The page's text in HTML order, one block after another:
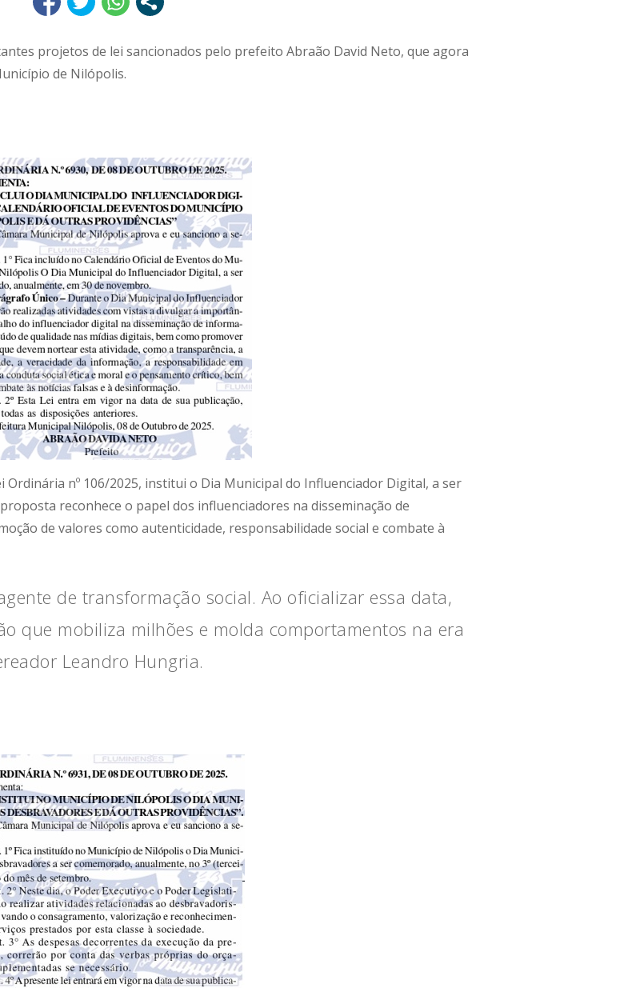
projetos de lei sancionados pelo prefeito Abraão David Neto, que agora
de Nilópolis.
Ordinária nº 106/2025, institui o Dia Municipal do Influenciador Digital, a ser
reconhece o papel dos influenciadores na disseminação de
de valores como autenticidade, responsabilidade social e combate à
de transformação social. Ao oficializar essa data,
que mobiliza milhões e molda comportamentos na era
Leandro Hungria.